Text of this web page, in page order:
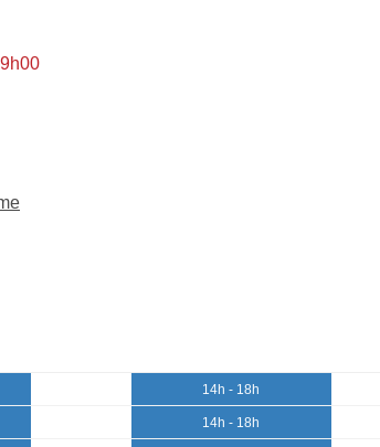
14h - 18h
14h - 18h